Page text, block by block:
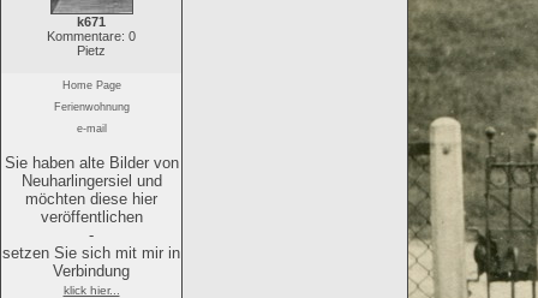
k671
Kommentare: 0
Pietz
Home Page
Ferienwohnung
e-mail
Sie haben alte Bilder von
Neuharlingersiel und
möchten diese hier
veröffentlichen
-
setzen Sie sich mit mir in
Verbindung
klick hier...